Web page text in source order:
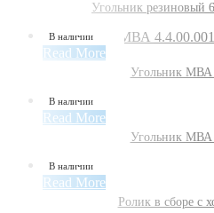
Угольник резиновый
В наличии
Read More
Угольник МВА
В наличии
Read More
Угольник МВА
В наличии
Read More
Ролик в сборе с